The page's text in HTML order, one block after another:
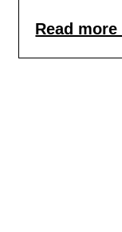
Read more